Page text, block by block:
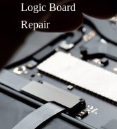
Logic Board
Repair